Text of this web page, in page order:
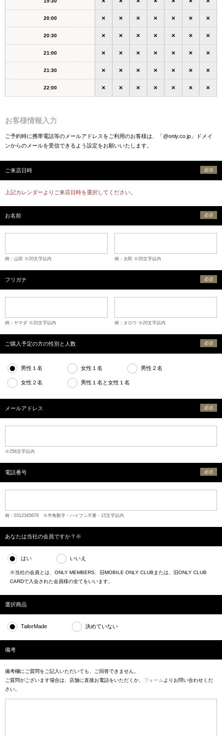
20:00 × × × × × × ×
20:30 × × × × × × ×
21:00 × × × × × × ×
21:30 × × × × × × ×
22:00 × × × × × × ×
お客様情報入力
ご予約時に携帯電話等のメールアドレスをご利用のお客様は、「@only.co.jp」ドメイ
ンからのメールを受信できるよう設定をお願いいたします。
ご来店日時 必須
上記カレンダーよりご来店日時を選択してください。
お名前 必須
例：山田 ※20文字以内 例：太郎 ※20文字以内
フリガナ 必須
例：ヤマダ ※20文字以内 例：タロウ ※20文字以内
ご購入予定の方の性別と人数 必須
男性１名 女性１名 男性２名
女性２名 男性１名と女性１名
メールアドレス 必須
※256文字以内
電話番号 必須
例：0312345678 ※半角数字・ハイフン不要・15文字以内
あなたは当社の会員ですか？※
はい いいえ
※当社の会員とは、ONLY MEMBERS、旧MOBILE ONLY CLUBまたは、旧ONLY CLUB
CARDで入会された会員様の全てをいいます。
選択商品
TailorMade 決めていない
備考
備考欄にご質問をご記入いただいても、ご回答できません。
ご質問がございます場合は、店舗に直接お電話をいただくか、 フォーム よりお問い合わせくだ
さい。